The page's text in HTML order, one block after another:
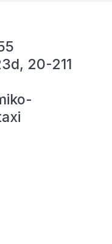
20-211